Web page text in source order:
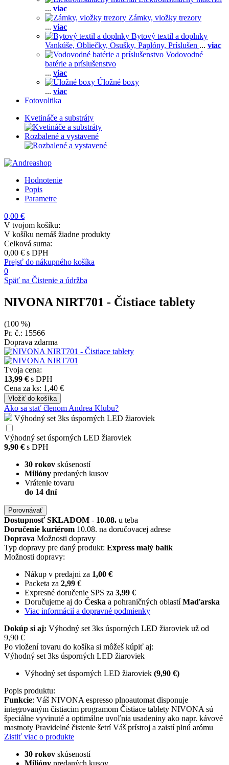
... viac
Zámky, vložky trezory
... viac
Bytový textil a doplnky
Vankúše, Obliečky, Osušky, Paplóny, Príslušen ... viac
Vodovodné
batérie a príslušenstvo
... viac
Úložné boxy
... viac
Fotovoltika
Kvetináče a substráty
Rozbalené a vystavené
Hodnotenie
Popis
Parametre
0,00 €
V tvojom košíku:
V košíku nemáš žiadne produkty
Celková suma:
0,00 € s DPH
Prejsť do nákupného košíka
0
Späť na Čistenie a údržba
NIVONA NIRT701 - Čistiace tablety
(100 %)
Pr. č.: 15566
Doprava zdarma
Tvoja cena:
13,99 € s DPH
Cena za ks: 1,40 €
Vložiť do košíka
Ako sa stať členom Andrea Klubu?
Výhodný set 3ks úsporných LED žiaroviek
Výhodný set úsporných LED žiaroviek
9,90 € s DPH
30 rokov skúseností
Milióny predaných kusov
Vrátenie tovaru
do 14 dní
Porovnávať
DostupnosťSKLADOM - 10.08. u teba
Doručenie kuriérom 10.08. na doručovacej adrese
Doprava Možnosti dopravy
Typ dopravy pre daný produkt: Express malý balík
Možnosti dopravy:
Nákup v predajni za 1,00 €
Packeta za 2,99 €
Expresné doručenie SPS za 3,99 €
Doručujeme aj do Česka a pohraničných oblastíMaďarska
Viac informácií a dopravné podmienky
Dokúp si aj: Výhodný set 3ks úsporných LED žiaroviek už od
9,90 €
Po vložení tovaru do košíka si môžeš kúpiť aj:
Výhodný set 3ks úsporných LED žiaroviek
Výhodný set úsporných LED žiaroviek (9,90 €)
Popis produktu:
Funkcie: Váš NIVONA espresso plnoautomat disponuje
integrovaným čistiacim programom Čistiace tablety NIVONA sú
špeciálne vyvinuté a optimálne uvoľnia usadeniny ako napr. kávové
mastnoty Pravidelné čistenie šetrí Váš prístroj a zaistí plnú arómu
Zistiť viac o produkte
30 rokov skúseností
Milióny predaných kusov